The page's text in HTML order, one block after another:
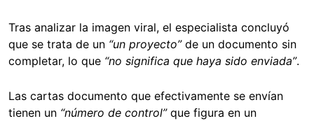
Tras analizar la imagen viral, el especialista concluyó
que se trata de un “un proyecto” de un documento sin
completar, lo que “no significa que haya sido enviada”.
Las cartas documento que efectivamente se envían
tienen un “número de control”que figura en un